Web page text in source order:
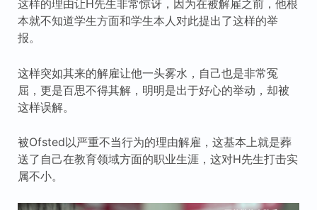
这样的理由让H先生非常惊讶，因为在被解雇之前，他根
本就不知道学生方面和学生本人对此提出了这样的举
报。
这样突如其来的解雇让他一头雾水，自己也是非常冤
屈，更是百思不得其解，明明是出于好心的举动，却被
这样误解。
被Ofsted以严重不当行为的理由解雇，这基本上就是葬
送了自己在教育领域方面的职业生涯，这对H先生打击实
属不小。